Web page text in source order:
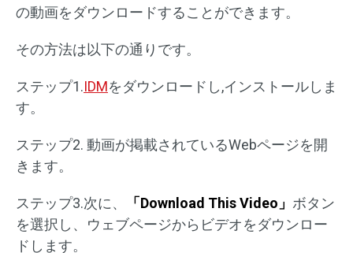
の動画をダウンロードすることができます。
その方法は以下の通りです。
ステップ1.IDMをダウンロードし,インストールしま
す。
ステップ2. 動画が掲載されているWebページを開
きます。
ステップ3.次に、 「Download This Video」 ボタン
を選択し、ウェブページからビデオをダウンロー
ドします。